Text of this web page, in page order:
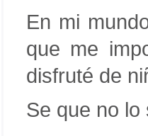
En mi
que me
disfruté de
Se que no lo